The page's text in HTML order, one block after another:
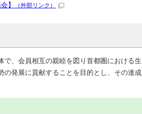
】 （外部リンク）
、会員相互の親睦を図り首都圏における生
の発展に貢献することを目的とし、その達成